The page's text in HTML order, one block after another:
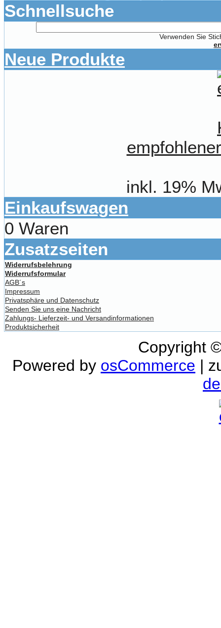
Schnellsuche
Verwenden Sie
Neue Produkte
inkl. 19%
Einkaufswagen
0 Waren
Zusatzseiten
Widerrufsbelehrung
Widerrufsformular
AGB´s
Impressum
Privatsphäre und Datenschutz
Senden Sie uns eine Nachricht
Zahlungs- Lieferzeit- und Versandinformationen
Produktsicherheit
Copyright
Powered by osCommerce |